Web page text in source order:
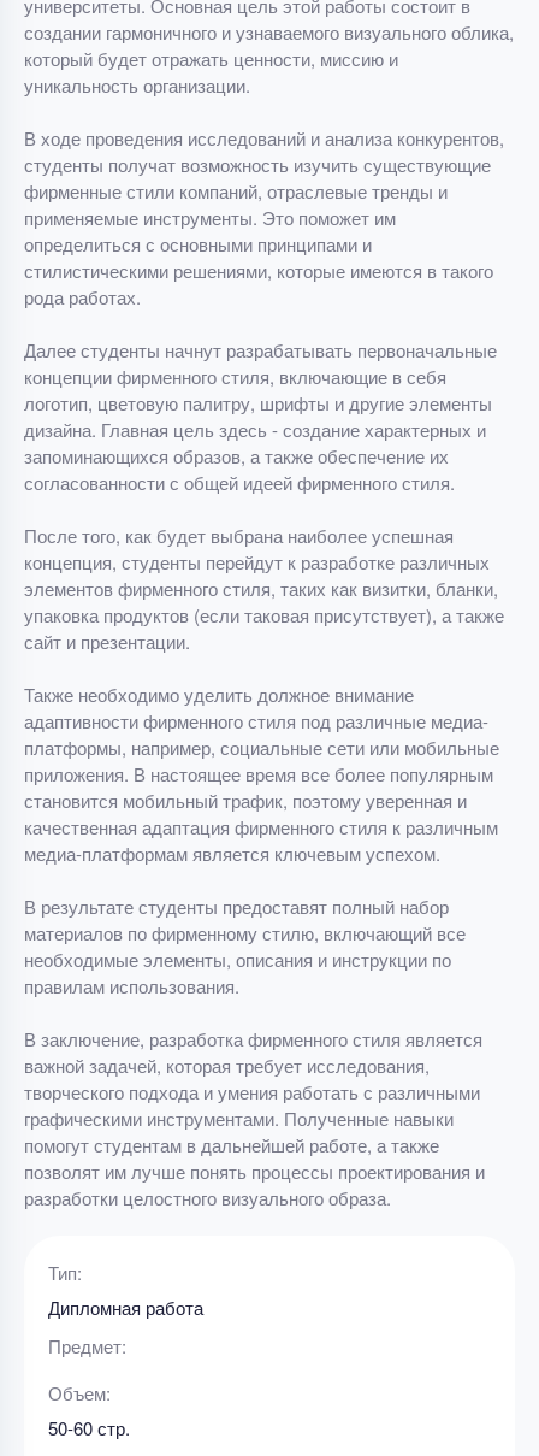
университеты. Основная цель этой работы состоит в
создании гармоничного и узнаваемого визуального облика,
который будет отражать ценности, миссию и
уникальность организации.
В ходе проведения исследований и анализа конкурентов,
студенты получат возможность изучить существующие
фирменные стили компаний, отраслевые тренды и
применяемые инструменты. Это поможет им
определиться с основными принципами и
стилистическими решениями, которые имеются в такого
рода работах.
Далее студенты начнут разрабатывать первоначальные
концепции фирменного стиля, включающие в себя
логотип, цветовую палитру, шрифты и другие элементы
дизайна. Главная цель здесь - создание характерных и
запоминающихся образов, а также обеспечение их
согласованности с общей идеей фирменного стиля.
После того, как будет выбрана наиболее успешная
концепция, студенты перейдут к разработке различных
элементов фирменного стиля, таких как визитки, бланки,
упаковка продуктов (если таковая присутствует), а также
сайт и презентации.
Также необходимо уделить должное внимание
адаптивности фирменного стиля под различные медиа-
платформы, например, социальные сети или мобильные
приложения. В настоящее время все более популярным
становится мобильный трафик, поэтому уверенная и
качественная адаптация фирменного стиля к различным
медиа-платформам является ключевым успехом.
В результате студенты предоставят полный набор
материалов по фирменному стилю, включающий все
необходимые элементы, описания и инструкции по
правилам использования.
В заключение, разработка фирменного стиля является
важной задачей, которая требует исследования,
творческого подхода и умения работать с различными
графическими инструментами. Полученные навыки
помогут студентам в дальнейшей работе, а также
позволят им лучше понять процессы проектирования и
разработки целостного визуального образа.
Тип:
Дипломная работа
Предмет:
Объем:
50-60 стр.